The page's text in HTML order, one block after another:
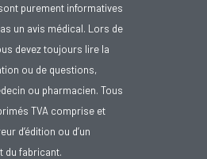
purement informatives
un avis médical. Lors de
devez toujours lire la
ou de questions,
ou pharmacien. Tous
TVA comprise et
d’édition ou d’un
du fabricant.